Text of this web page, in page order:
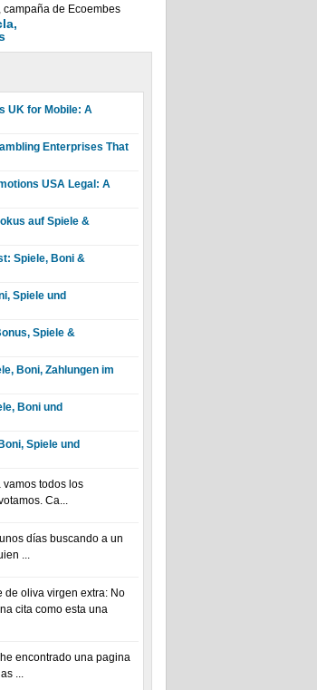
UK for Mobile: A
Enterprises That
USA Legal: A
auf Spiele &
Spiele, Boni &
Spiele und
Spiele &
Boni, Zahlungen im
Boni und
Spiele und
vamos todos los
Ca...
días buscando a un
...
de oliva virgen extra: No
cita como esta una
encontrado una pagina
...